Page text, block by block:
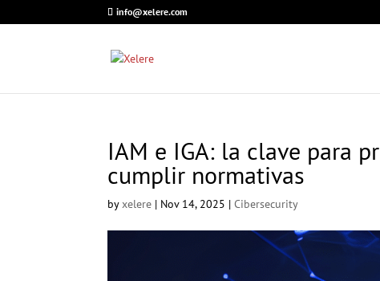
info@xelere.com
IAM e IGA: la clave para
cumplir normativas
byxelere | Nov 14, 2025 |Cibersecurity